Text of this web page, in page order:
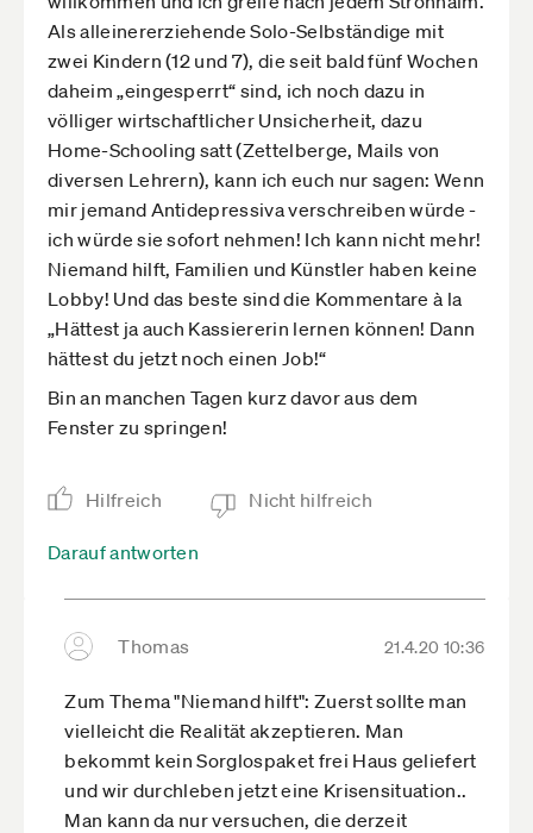
Als alleinererziehende Solo-Selbständige mit
zwei Kindern (12 und 7), die seit bald fünf Wochen
daheim „eingesperrt“ sind, ich noch dazu in
völliger wirtschaftlicher Unsicherheit, dazu
Home-Schooling satt (Zettelberge, Mails von
diversen Lehrern), kann ich euch nur sagen: Wenn
mir jemand Antidepressiva verschreiben würde -
ich würde sie sofort nehmen! Ich kann nicht mehr!
Niemand hilft, Familien und Künstler haben keine
Lobby! Und das beste sind die Kommentare à la
„Hättest ja auch Kassiererin lernen können! Dann
hättest du jetzt noch einen Job!“
Bin an manchen Tagen kurz davor aus dem
Fenster zu springen!
Hilfreich Nicht hilfreich
Darauf antworten
Thomas 21.4.20 10:36
Zum Thema "Niemand hilft": Zuerst sollte man
vielleicht die Realität akzeptieren. Man
bekommt kein Sorglospaket frei Haus geliefert
und wir durchleben jetzt eine Krisensituation..
Man kann da nur versuchen, die derzeit